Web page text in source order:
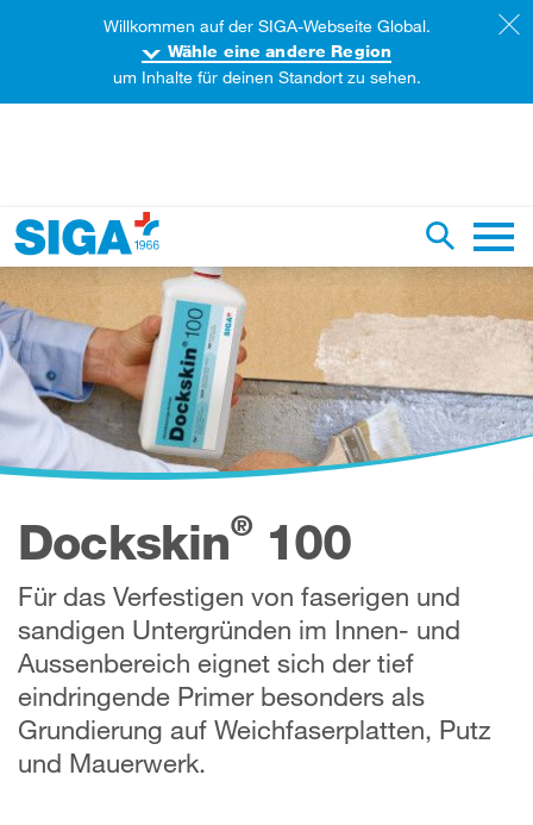
Suche
Webseite durchsuchen
Dockskin®100
Für das Verfestigen von faserigen und
sandigen Untergründen im Innen- und
Aussenbereich eignet sich der tief
eindringende Primer besonders als
Grundierung auf Weichfaserplatten, Putz
und Mauerwerk.
Willkommen auf der SIGA-Webseite Global.
Wähle eine andere Region
um Inhalte für deinen Standort zu sehen.